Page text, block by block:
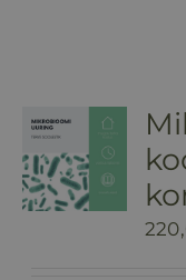
HINNAKIRI
BLOGI